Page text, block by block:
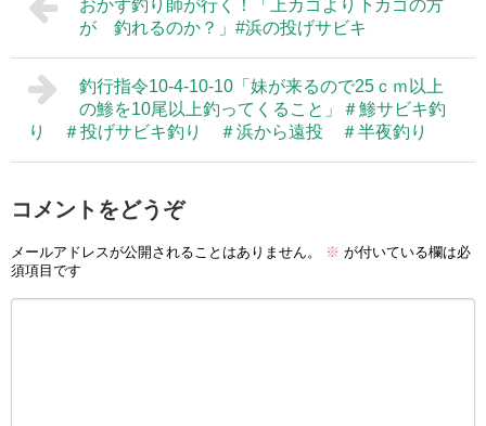
おかず釣り師が行く！「上カゴより下カゴの方
が 釣れるのか？」#浜の投げサビキ
釣行指令10-4-10-10「妹が来るので25ｃｍ以上
の鯵を10尾以上釣ってくること」＃鯵サビキ釣
り ＃投げサビキ釣り ＃浜から遠投 ＃半夜釣り
コメントをどうぞ
メールアドレスが公開されることはありません。 ※ が付いている欄は必
須項目です